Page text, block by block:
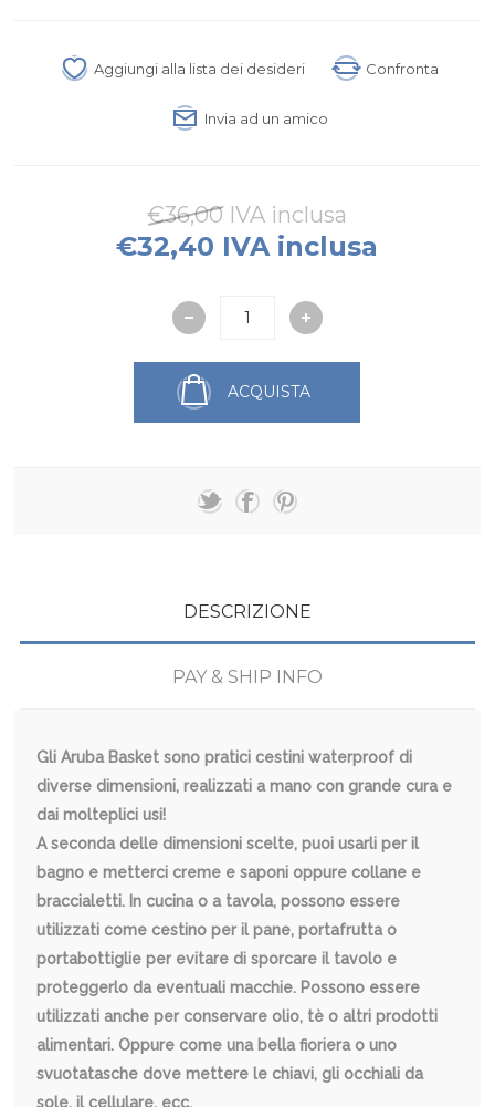
Aggiungi alla lista dei desideri Confronta
Invia ad un amico
€36,00 IVA inclusa
€32,40 IVA inclusa
ACQUISTA
DESCRIZIONE
PAY & SHIP INFO
Gli Aruba Basket sono pratici cestini waterproof di
diverse dimensioni, realizzati a mano con grande cura e
dai molteplici usi!
A seconda delle dimensioni scelte, puoi usarli per il
bagno e metterci creme e saponi oppure collane e
braccialetti. In cucina o a tavola, possono essere
utilizzati come cestino per il pane, portafrutta o
portabottiglie per evitare di sporcare il tavolo e
proteggerlo da eventuali macchie. Possono essere
utilizzati anche per conservare olio, tè o altri prodotti
alimentari. Oppure come una bella fioriera o uno
svuotatasche dove mettere le chiavi, gli occhiali da
sole, il cellulare, ecc.